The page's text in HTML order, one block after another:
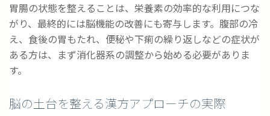
胃腸の状態を整えることは、栄養素の効率的な利用につな
がり、最終的には脳機能の改善にも寄与します。腹部の冷
え、食後の胃もたれ、便秘や下痢の繰り返しなどの症状が
ある方は、まず消化器系の調整から始める必要がありま
す。
脳の土台を整える漢方アプローチの実際